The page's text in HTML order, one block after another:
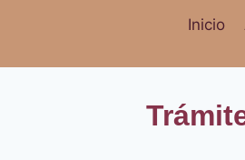
Inicio